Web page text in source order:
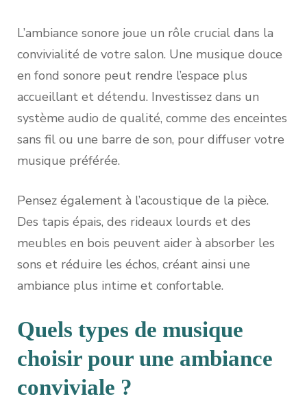
L’ambiance sonore joue un rôle crucial dans la
convivialité de votre salon. Une musique douce
en fond sonore peut rendre l’espace plus
accueillant et détendu. Investissez dans un
système audio de qualité, comme des enceintes
sans fil ou une barre de son, pour diffuser votre
musique préférée.
Pensez également à l’acoustique de la pièce.
Des tapis épais, des rideaux lourds et des
meubles en bois peuvent aider à absorber les
sons et réduire les échos, créant ainsi une
ambiance plus intime et confortable.
Quels types de musique
choisir pour une ambiance
conviviale ?